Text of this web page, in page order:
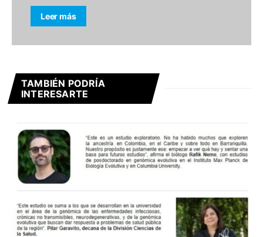
Leer más
TAMBIÉN PODRÍA
INTERESARTE